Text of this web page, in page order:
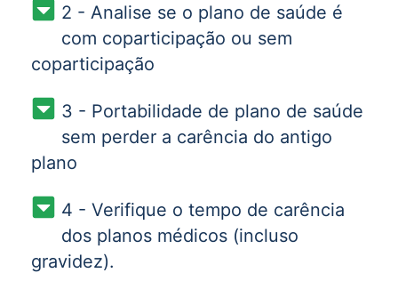
2 - Analise se o plano de saúde é
com coparticipação ou sem
coparticipação
3 - Portabilidade de plano de saúde
sem perder a carência do antigo
plano
4 - Verifique o tempo de carência
dos planos médicos (incluso
gravidez).